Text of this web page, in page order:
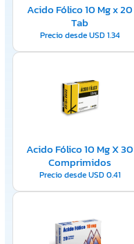
Acido Fólico 10 Mg x 20
Tab
Precio desdeUSD1.34
Acido Fólico 10 Mg X 30
Comprimidos
Precio desdeUSD0.41